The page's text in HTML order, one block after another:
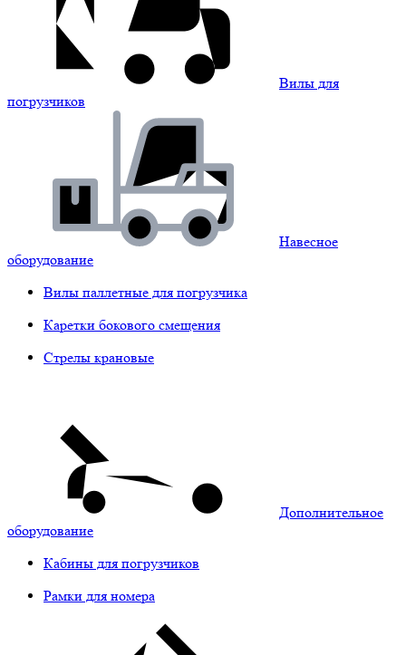
Вилы для
погрузчиков
Навесное
оборудование
Вилы паллетные для погрузчика
Каретки бокового смещения
Стрелы крановые
Дополнительное
оборудование
Кабины для погрузчиков
Рамки для номера